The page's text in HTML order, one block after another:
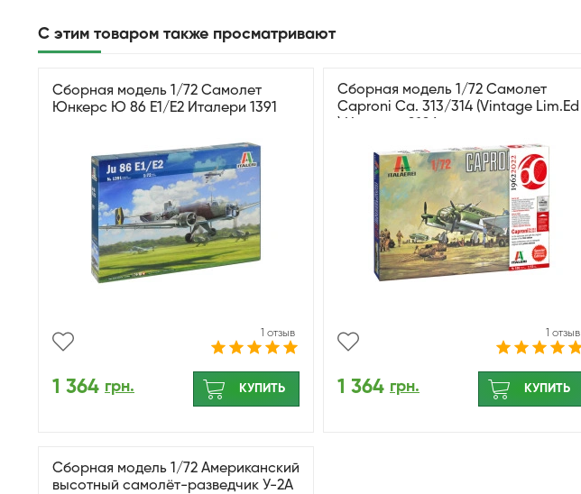
С этим товаром также просматривают
Сборная модель 1/72 Самолет
Юнкерс Ю 86 Е1/Е2 Италери 1391
1 отзыв
1 364 грн. КУПИТЬ
Cборная модель 1/72 Самолет
Caproni Ca. 313/314 (Vintage Lim.Ed
1 отзыв
1 364 грн. КУПИТЬ
Сборная модель 1/72 Американский
высотный самолёт-разведчик У-2А